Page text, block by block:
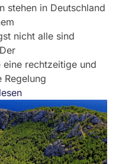
stehen in Deutschland
nicht alle sind
rechtzeitige und
Regelung